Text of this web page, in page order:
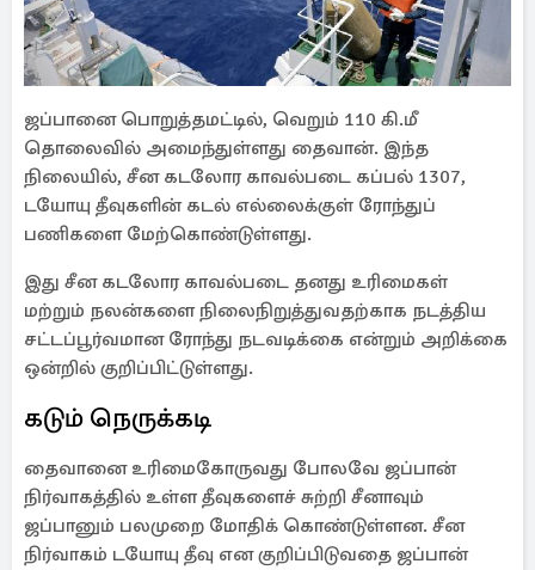
ஜப்பானை பொறுத்தமட்டில், வெறும் 110 கி.மீ
தொலைவில் அமைந்துள்ளது தைவான். இந்த
நிலையில், சீன கடலோர காவல்படை கப்பல் 1307,
டயோயு தீவுகளின் கடல் எல்லைக்குள் ரோந்துப்
பணிகளை மேற்கொண்டுள்ளது.
இது சீன கடலோர காவல்படை தனது உரிமைகள்
மற்றும் நலன்களை நிலைநிறுத்துவதற்காக நடத்திய
சட்டப்பூர்வமான ரோந்து நடவடிக்கை என்றும் அறிக்கை
ஒன்றில் குறிப்பிட்டுள்ளது.
கடும் நெருக்கடி
தைவானை உரிமைகோருவது போலவே ஜப்பான்
நிர்வாகத்தில் உள்ள தீவுகளைச் சுற்றி சீனாவும்
ஜப்பானும் பலமுறை மோதிக் கொண்டுள்ளன. சீன
நிர்வாகம் டயோயு தீவு என குறிப்பிடுவதை ஜப்பான்